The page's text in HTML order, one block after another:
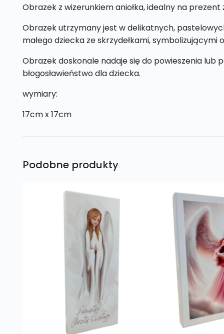
Obrazek z wizerunkiem aniołka, idealny na prezent
Obrazek utrzymany jest w delikatnych,
małego dziecka ze skrzydełkami, symbolizującymi
Obrazek doskonale nadaje się do powieszenia
błogosławieństwo dla dziecka.
wymiary:
17cm x 17cm
Podobne produkty